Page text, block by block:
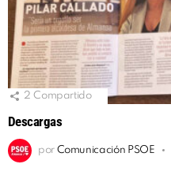
2 Compartido
Descargas
por Comunicación PSOE